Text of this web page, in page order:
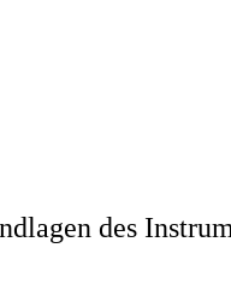
des